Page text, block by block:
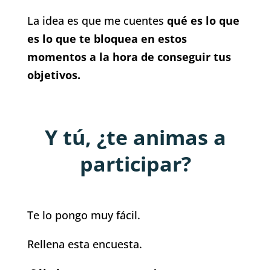
La idea es que me cuentes qué es lo que
es lo que te bloquea en estos
momentos a la hora de conseguir tus
objetivos.
Y tú, ¿te animas a
participar?
Te lo pongo muy fácil.
Rellena esta encuesta.